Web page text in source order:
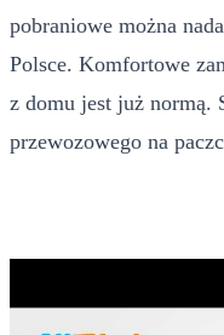
pobraniowe można
Polsce. Komfortowe
z domu jest już normą.
przewozowego na